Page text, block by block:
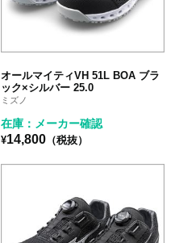
オールマイティVH 51L BOA ブラ
ック×シルバー 25.0
ミズノ
在庫：メーカー確認
¥14,800 （税抜）